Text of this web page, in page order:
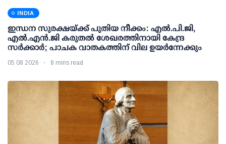
INDIA
ഇന്ധന സുരക്ഷയ്ക്ക് പുതിയ നീക്കം: എല്‍.പി.ജി,
എല്‍.എന്‍.ജി കരുതല്‍ ശേഖരത്തിനായി കേന്ദ്ര
സര്‍ക്കാര്‍; പാചക വാതകത്തിന് വില ഉയര്‍ന്നേക്കും
05 08 2026 8 mins read